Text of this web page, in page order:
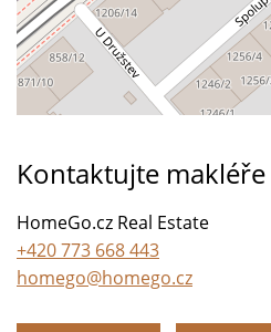
Kontaktujte makléře
HomeGo.cz Real Estate
+420 773 668 443
homego@homego.cz